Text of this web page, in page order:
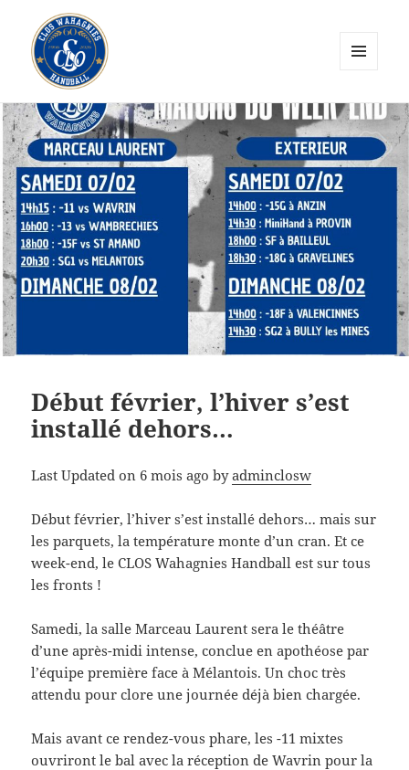
CLOS Wahagnies Handball
WIDGETS
Début février, l’hiver s’est
installé dehors…
Last Updated on 6 mois ago byadminclosw
Début février, l’hiver s’est installé dehors… mais sur
les parquets, la température monte d’un cran. Et ce
week-end, le CLOS Wahagnies Handball est sur tous
les fronts !
Samedi, la salle Marceau Laurent sera le théâtre
d’une après-midi intense, conclue en apothéose par
l’équipe première face à Mélantois. Un choc très
attendu pour clore une journée déjà bien chargée.
Mais avant ce rendez-vous phare, les -11 mixtes
ouvriront le bal avec la réception de Wavrin pour la